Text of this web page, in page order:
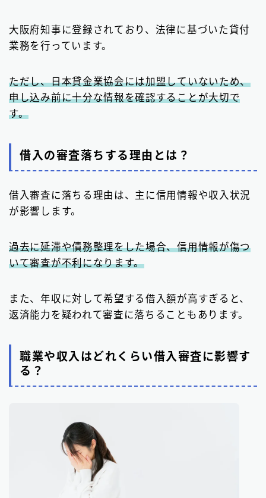
大阪府知事に登録されており、法律に基づいた貸付
業務を行っています。
ただし、日本貸金業協会には加盟していないため、
申し込み前に十分な情報を確認することが大切で
す。
借入の審査落ちする理由とは？
借入審査に落ちる理由は、主に信用情報や収入状況
が影響します。
過去に延滞や債務整理をした場合、信用情報が傷つ
いて審査が不利になります。
また、年収に対して希望する借入額が高すぎると、
返済能力を疑われて審査に落ちることもあります。
職業や収入はどれくらい借入審査に影響す
る？